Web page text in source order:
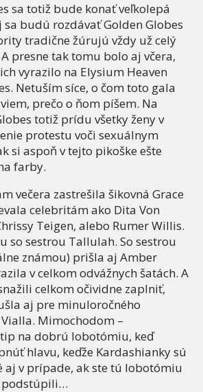
sa totiž bude konať veľkolepá
sa budú rozdávať Golden Globes
tradične žúrujú vždy už celý
presne tak tomu bolo aj včera,
vyrazilo na Elysium Heaven
Netuším síce, o čom toto gala
prečo o ňom píšem. Na
totiž prídu všetky ženy v
protestu voči sexuálnym
si aspoň v tejto pikoške ešte
farby.
večera zastrešila šikovná Grace
celebritám ako Dita Von
Teigen, alebo Rumer Willis.
so sestrou Tallulah. So sestrou
známou) prišla aj Amber
v celkom odvážnych šatách. A
celkom očividne zaplniť,
aj pre minuloročného
Mimochodom –
na dobrú lobotómiu, keď
hlavu, keďže Kardashianky sú
aj v prípade, ak ste tú lobotómiu
podstúpili…